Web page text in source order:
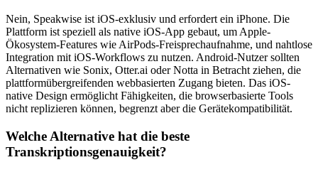
Nein, Speakwise ist iOS-exklusiv und erfordert ein iPhone. Die
Plattform ist speziell als native iOS-App gebaut, um Apple-
Ökosystem-Features wie AirPods-Freisprechaufnahme, und nahtlose
Integration mit iOS-Workflows zu nutzen. Android-Nutzer sollten
Alternativen wie Sonix, Otter.ai oder Notta in Betracht ziehen, die
plattformübergreifenden webbasierten Zugang bieten. Das iOS-
native Design ermöglicht Fähigkeiten, die browserbasierte Tools
nicht replizieren können, begrenzt aber die Gerätekompatibilität.
Welche Alternative hat die beste
Transkriptionsgenauigkeit?